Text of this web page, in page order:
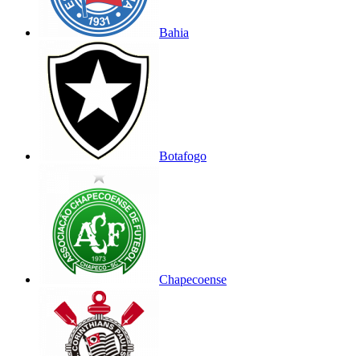
Bahia
Botafogo
Chapecoense